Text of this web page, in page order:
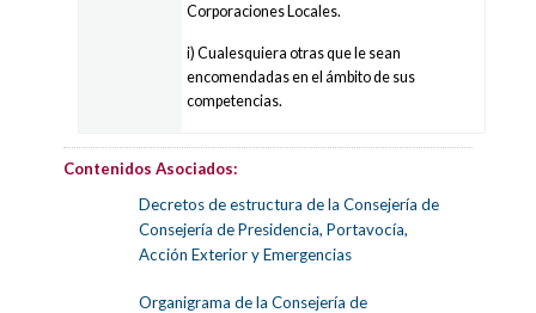
Corporaciones Locales.
i) Cualesquiera otras que le sean
encomendadas en el ámbito de sus
competencias.
Contenidos Asociados:
Decretos de estructura de la Consejería de
Consejería de Presidencia, Portavocía,
Acción Exterior y Emergencias
Organigrama de la Consejería de